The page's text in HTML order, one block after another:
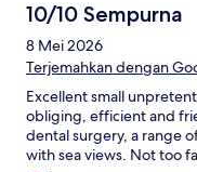
10/10 Sempurna
8 Mei 2026
Terjemahkan dengan
Excellent small
obliging, efficient and
dental surgery, a range
with sea views. Not too